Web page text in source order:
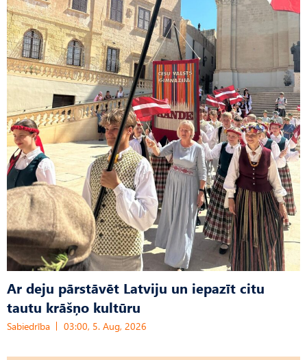
Ar deju pārstāvēt Latviju un iepazīt citu
tautu krāšņo kultūru
Sabiedrība 03:00, 5. Aug, 2026